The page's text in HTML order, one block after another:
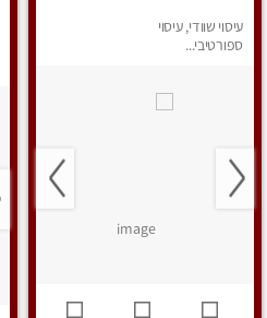
עיסוי שוודי, עיסוי
ספורטיבי...